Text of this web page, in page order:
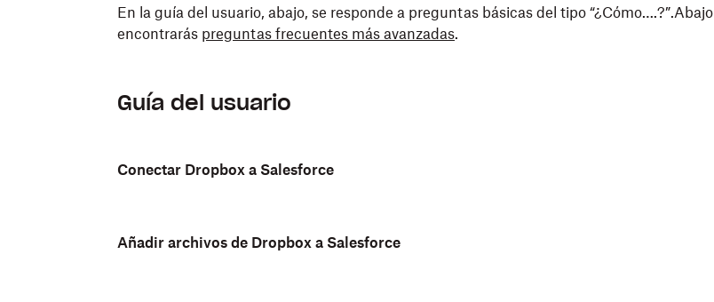
En la guía del usuario, abajo, se responde a preguntas básicas del tipo “¿Cómo….?”.Abajo
encontrarás preguntas frecuentes más avanzadas.
Guía del usuario
Conectar Dropbox a Salesforce
Añadir archivos de Dropbox a Salesforce